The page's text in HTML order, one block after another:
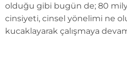
olduğu gibi bugün de; 80
cinsiyeti, cinsel yönelimi ne
kucaklayarak çalışmaya